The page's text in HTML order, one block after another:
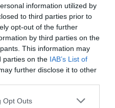
information utilized by
to third parties prior to
opt-out of the further
by third parties on the
This information may
parties on the IAB’s List of
further disclose it to other
uses one or more Google
Opt Outs
τρόπους και
να
τα προϊόντα για να
επιχείρησή τους.
όσον αφορά την